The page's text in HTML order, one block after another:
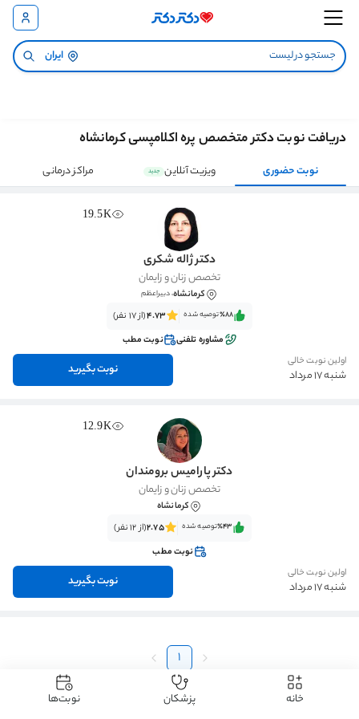
ایران
دکتر پره اکلامپسی دکتر پره اکلامپسی کرمانشاه
دریافت نوبت دکتر متخصص پره اکلامپسی کرمانشاه
نوبت حضوری ویزیت آنلاین جدید مراکز درمانی
19.5K
دکتر ژاله شکری
تخصص زنان و زایمان
کرمانشاه، دبیراعظم
٪88‌‌‌توصیه شده 4.73(از 17 نفر)
مشاوره تلفنی
نوبت مطب
اولین نوبت خالی
شنبه 17 مرداد نوبت بگیرید
12.9K
دکتر پارامیس برومندان
تخصص زنان و زایمان
کرمانشاه
٪43‌‌‌توصیه شده 2.75(از 12 نفر)
نوبت مطب
اولین نوبت خالی
شنبه 17 مرداد نوبت بگیرید
1
خانه پزشکان نوبت‌ها